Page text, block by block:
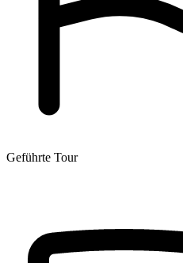
Geführte Tour